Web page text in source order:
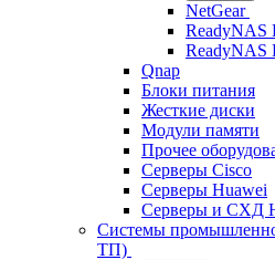
NetGear
ReadyNAS
ReadyNAS
Qnap
Блоки питания
Жесткие диски
Модули памяти
Прочее
Серверы Cisco
Серверы Huawei
Серверы и СХД
Системы
ТП)